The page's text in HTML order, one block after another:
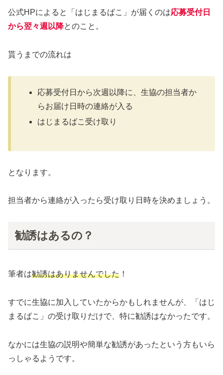
公式HPによると「はじまるばこ」が届くのは応募受付日
から翌々週以降とのこと。
貰うまでの流れは
応募受付日から次週以降に、生協の担当者か
らお届け日時の連絡が入る
はじまるばこ受け取り
となります。
担当者から連絡が入ったら受け取り日時を決めましょう。
勧誘はあるの？
筆者は勧誘はありませんでした ！
すでに生協に加入していたからかもしれませんが、「はじ
まるばこ」の受け取りだけで、特に勧誘はなかったです。
なかには生協の説明や簡単な勧誘があったという方もいら
っしゃるようです。